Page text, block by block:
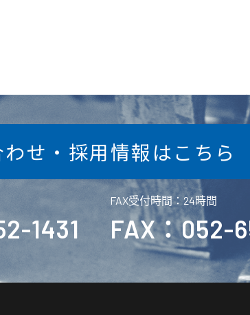
せ・採用情報はこちら
1431
FAX受付時間：24時間
FAX：052-